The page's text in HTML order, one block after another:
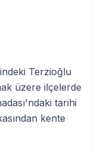
Terzioğlu
üzere ilçelerde
tarihi
kente